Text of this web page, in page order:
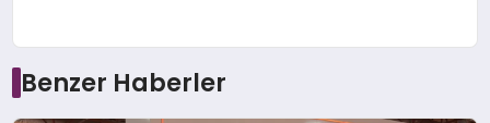
Benzer Haberler